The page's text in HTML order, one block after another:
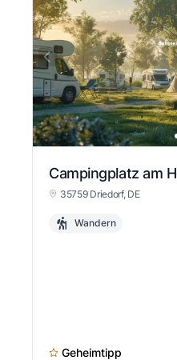
Campingplatz am
35759 Driedorf, DE
Wandern
Geheimtipp